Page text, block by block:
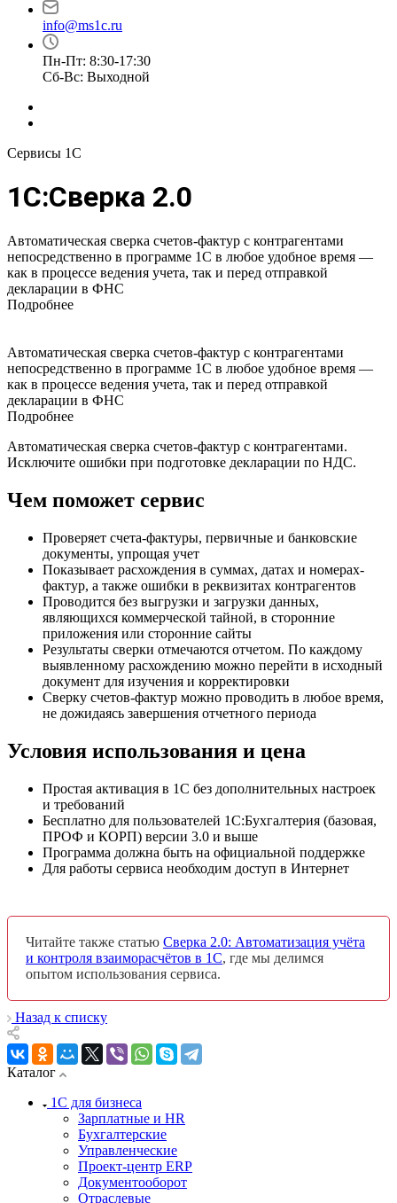
info@ms1c.ru
Пн-Пт: 8:30-17:30
Cб-Вс: Выходной
Сервисы 1С
1С:Сверка 2.0
Автоматическая сверка счетов-фактур с контрагентами
непосредственно в программе 1С в любое удобное время —
как в процессе ведения учета, так и перед отправкой
декларации в ФНС
Подробнее
Автоматическая сверка счетов-фактур с контрагентами
непосредственно в программе 1С в любое удобное время —
как в процессе ведения учета, так и перед отправкой
декларации в ФНС
Подробнее
Автоматическая сверка счетов-фактур с контрагентами.
Исключите ошибки при подготовке декларации по НДС.
Чем поможет сервис
Проверяет счета-фактуры, первичные и банковские
документы, упрощая учет
Показывает расхождения в суммах, датах и номерах-
фактур, а также ошибки в реквизитах контрагентов
Проводится без выгрузки и загрузки данных,
являющихся коммерческой тайной, в сторонние
приложения или сторонние сайты
Результаты сверки отмечаются отчетом. По каждому
выявленному расхождению можно перейти в исходный
документ для изучения и корректировки
Сверку счетов-фактур можно проводить в любое время,
не дожидаясь завершения отчетного периода
Условия использования и цена
Простая активация в 1С без дополнительных настроек
и требований
Бесплатно для пользователей 1С:Бухгалтерия (базовая,
ПРОФ и КОРП) версии 3.0 и выше
Программа должна быть на официальной поддержке
Для работы сервиса необходим доступ в Интернет
Читайте также статью Сверка 2.0: Автоматизация учёта
и контроля взаиморасчётов в 1С, где мы делимся
опытом использования сервиса.
Назад к списку
Каталог
1С для бизнеса
Зарплатные и HR
Бухгалтерские
Управленческие
Проект-центр ERP
Документооборот
Отраслевые